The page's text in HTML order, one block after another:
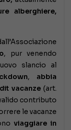
alberghiere,
, pur venendo
slancio al
, abbia
vacanze (art.
contributo
le vacanze
viaggiare in